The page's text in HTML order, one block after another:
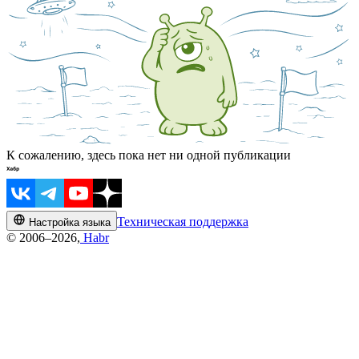
К сожалению, здесь пока нет ни одной публикации
Настройка языка Техническая поддержка
© 2006–2026, Habr